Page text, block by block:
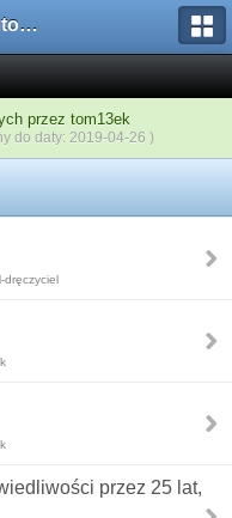
Forum Watchtower
przez tom13ek
do daty: 2019-04-26 )
dręczyciel
przez 25 lat,